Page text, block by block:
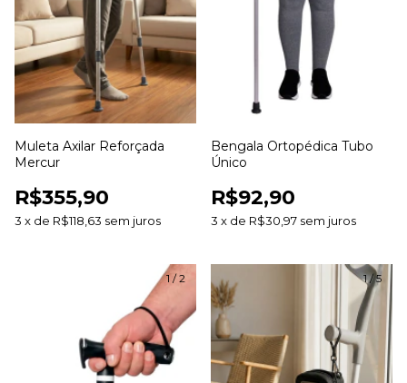
Muleta Axilar Reforçada
Mercur
R$355,90
3 x de R$118,63 sem juros
Bengala Ortopédica Tubo
Único
R$92,90
3 x de R$30,97 sem juros
1/2 1/5